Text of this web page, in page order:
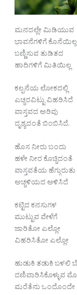
ಮನದಲ್ಲೇ ಮಿಡಿಯುವ
ಭಾವನೆಗಳಿಗೆ ಕೊನೆಯಿಲ್ಲ
ಬಣ್ಣಿಸುವ ತುಡಿತದ
ಹಾದಿಗಳಿಗೆ ಮಿತಿಯಿಲ್ಲ
ಕಲ್ಪನೆಯ ಲೋಕದಲ್ಲಿ
ಎಚ್ಚರವಿಟ್ಟು ವಿಹರಿಸಿದೆ
ವಾಸ್ತವದ ಅರಿವು
ದೃಶ್ಯದಂತೆ ಬಿಂಬಿಸಿದೆ.
ಹೊಸ ನೀರು ಬಂದು
ಹಳೇ ನೀರ ಕೊಚ್ಚಿದಂತೆ
ವಾಸ್ತವತೆಯ ಹೆಗ್ಗುರುತು
ಅಚ್ಚಳಿಯದ ಅಳಿಸಿದೆ
ಕಟ್ಟಿದ ಕನಸುಗಳ
ಮುಟ್ಟುವ ವೇಳೆಗೆ
ಜಾರಿತೋ ಎಲ್ಲೋ
ವಿಹರಿಸಿತೋ ಎಲ್ಲೋ
ಹುಡುಕಿ ತಡುಕಿ ಬಳಲಿ
ದಣಿವಾರಿಸಿಕೊಳ್ಳುವ
ಮರೆತೆನು ಒಂದೊಂದೇ